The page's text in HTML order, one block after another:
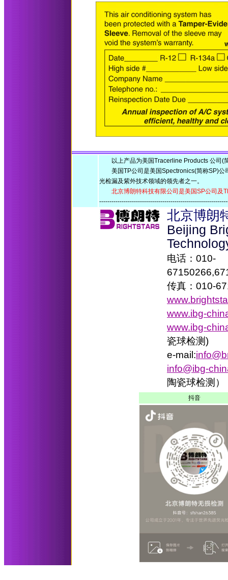
以上产品为美国Tracerline Products 公司(
美国TP公司是美国Spectronics(简称SP)公
光检漏及紫外技术领域的领先者之一。
北京博朗特科技有限公司是美国SP公司及
北京博朗
Beijing
电话：010-
传真：010-
www.ibg-
www.ibg-
瓷球检测)
e-mail:
info@ibg-
陶瓷球检测）
抖音